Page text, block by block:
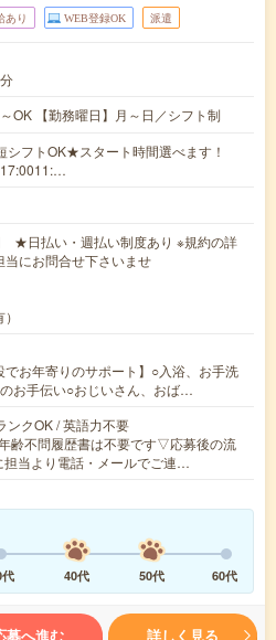
あり WEB登録OK 派遣
OK 【勤務曜日】月～日／シフト制
フトOK★スタート時間選べます！
★日払い・週払い制度あり ※規約の詳
にお問合せ下さいませ
でお年寄りのサポート】○入浴、お手洗
お手伝い○おじいさん、おば…
ンクOK / 英語力不要
齢不問履歴書は不要です▽応募後の流
担当より電話・メールでご連…
40代 50代 60代
募へ進む 詳しく見る